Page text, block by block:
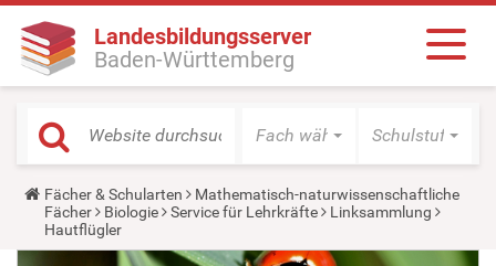
Landesbildungsserver
Baden-Württemberg
Fach wählen Schulstufe
Y
o
u
a
Fächer & Schularten
Mathematisch-naturwissenschaftliche
Fächer
Biologie Service für Lehrkräfte
Linksammlung
Hautflügler